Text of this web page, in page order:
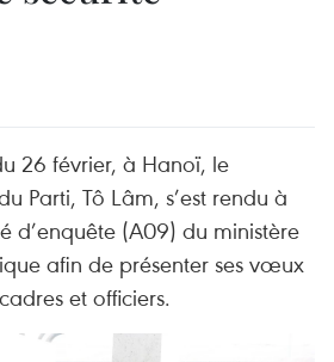
26 février, à Hanoï, le
Parti, Tô Lâm, s’est rendu à
d’enquête (A09) du ministère
afin de présenter ses vœux
et officiers.